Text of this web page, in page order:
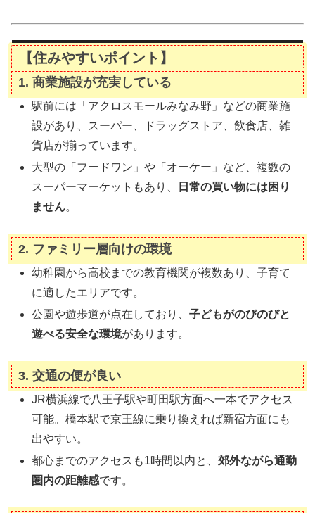
【住みやすいポイント】
1. 商業施設が充実している
駅前には「アクロスモールみなみ野」などの商業施
設があり、スーパー、ドラッグストア、飲食店、雑
貨店が揃っています。
大型の「フードワン」や「オーケー」など、複数の
スーパーマーケットもあり、
日常の買い物には困り
ません。
2. ファミリー層向けの環境
幼稚園から高校までの教育機関が複数あり、子育て
に適したエリアです。
公園や遊歩道が点在しており、子どもがのびのびと
遊べる安全な環境があります。
3. 交通の便が良い
JR横浜線で八王子駅や町田駅方面へ一本でアクセス
可能。橋本駅で京王線に乗り換えれば新宿方面にも
出やすい。
都心までのアクセスも1時間以内と、郊外ながら通勤
圏内の距離感です。